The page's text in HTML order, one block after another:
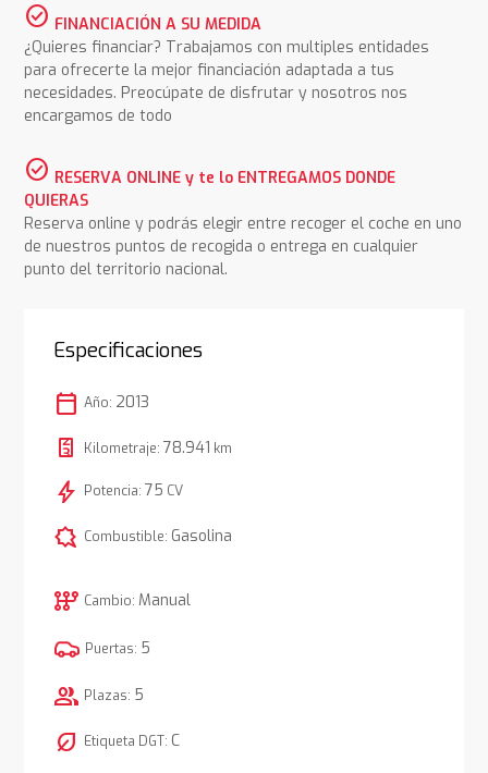
check_circle FINANCIACIÓN A SU MEDIDA
¿Quieres financiar? Trabajamos con multiples entidades
para ofrecerte la mejor financiación adaptada a tus
necesidades. Preocúpate de disfrutar y nosotros nos
encargamos de todo
check_circle RESERVA ONLINE y te lo ENTREGAMOS DONDE
QUIERAS
Reserva online y podrás elegir entre recoger el coche en uno
de nuestros puntos de recogida o entrega en cualquier
punto del territorio nacional.
Especificaciones
calendar_today Año: 2013
Kilometraje: 78.941 km
bolt Potencia: 75 CV
comic_bubble Combustible: Gasolina
auto_transmission Cambio: Manual
Puertas: 5
group Plazas: 5
nest_eco_leaf Etiqueta DGT: C